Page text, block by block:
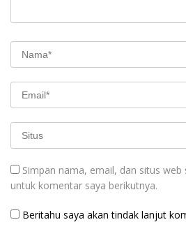
Simpan nama, email, dan situs
untuk komentar saya berikutnya.
Beritahu saya akan tindak lanjut